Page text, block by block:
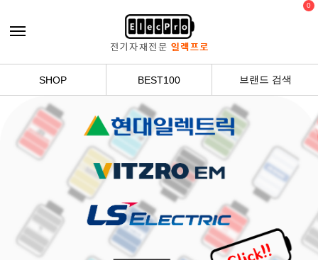
0
SHOP BEST100 브랜드 검색